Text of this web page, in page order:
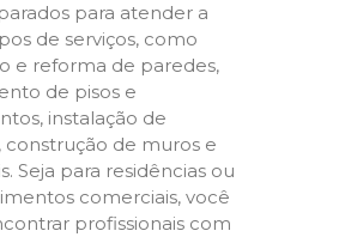
para atender a
de serviços, como
e reforma de paredes,
de pisos e
instalação de
construção de muros e
Seja para residências ou
comerciais, você
profissionais com